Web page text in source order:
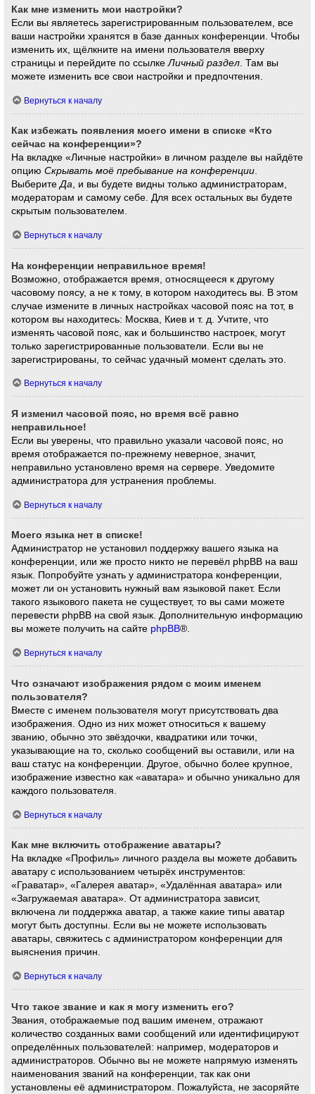
Как мне изменить мои настройки?
Если вы являетесь зарегистрированным пользователем, все
ваши настройки хранятся в базе данных конференции. Чтобы
изменить их, щёлкните на имени пользователя вверху
страницы и перейдите по ссылкеЛичный раздел . Там вы
можете изменить все свои настройки и предпочтения.
Вернуться к началу
Как избежать появления моего имени в списке «Кто
сейчас на конференции»?
На вкладке «Личные настройки» в личном разделе вы найдёте
опциюСкрывать моё пребывание на конференции.
ВыберитеДа, и вы будете видны только администраторам,
модераторам и самому себе. Для всех остальных вы будете
скрытым пользователем.
Вернуться к началу
На конференции неправильное время!
Возможно, отображается время, относящееся к другому
часовому поясу, а не к тому, в котором находитесь вы. В этом
случае измените в личных настройках часовой пояс на тот, в
котором вы находитесь: Москва, Киев и т. д. Учтите, что
изменять часовой пояс, как и большинство настроек, могут
только зарегистрированные пользователи. Если вы не
зарегистрированы, то сейчас удачный момент сделать это.
Вернуться к началу
Я изменил часовой пояс, но время всё равно
неправильное!
Если вы уверены, что правильно указали часовой пояс, но
время отображается по-прежнему неверное, значит,
неправильно установлено время на сервере. Уведомите
администратора для устранения проблемы.
Вернуться к началу
Моего языка нет в списке!
Администратор не установил поддержку вашего языка на
конференции, или же просто никто не перевёл phpBB на ваш
язык. Попробуйте узнать у администратора конференции,
может ли он установить нужный вам языковой пакет. Если
такого языкового пакета не существует, то вы сами можете
перевести phpBB на свой язык. Дополнительную информацию
вы можете получить на сайте phpBB®.
Вернуться к началу
Что означают изображения рядом с моим именем
пользователя?
Вместе с именем пользователя могут присутствовать два
изображения. Одно из них может относиться к вашему
званию, обычно это звёздочки, квадратики или точки,
указывающие на то, сколько сообщений вы оставили, или на
ваш статус на конференции. Другое, обычно более крупное,
изображение известно как «аватара» и обычно уникально для
каждого пользователя.
Вернуться к началу
Как мне включить отображение аватары?
На вкладке «Профиль» личного раздела вы можете добавить
аватару с использованием четырёх инструментов:
«Граватар», «Галерея аватар», «Удалённая аватара» или
«Загружаемая аватара». От администратора зависит,
включена ли поддержка аватар, а также какие типы аватар
могут быть доступны. Если вы не можете использовать
аватары, свяжитесь с администратором конференции для
выяснения причин.
Вернуться к началу
Что такое звание и как я могу изменить его?
Звания, отображаемые под вашим именем, отражают
количество созданных вами сообщений или идентифицируют
определённых пользователей: например, модераторов и
администраторов. Обычно вы не можете напрямую изменять
наименования званий на конференции, так как они
установлены её администратором. Пожалуйста, не засоряйте